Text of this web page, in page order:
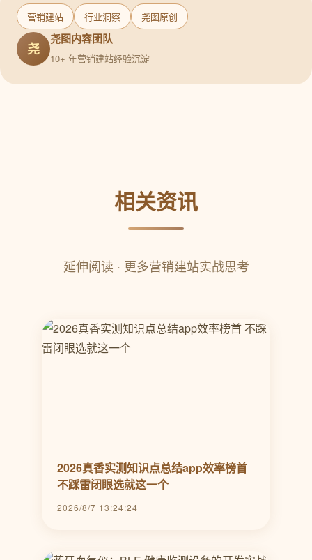
营销建站 行业洞察 尧图原创
尧
尧图内容团队
10+ 年营销建站经验沉淀
相关资讯
延伸阅读 · 更多营销建站实战思考
2026真香实测知识点总结app效率榜首
不踩雷闭眼选就这一个
2026/8/7 13:24:24